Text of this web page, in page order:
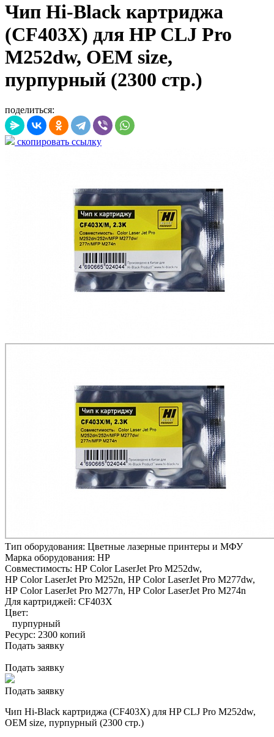
Чип Hi-Black картриджа
(CF403X) для HP CLJ Pro
M252dw, OEM size,
пурпурный (2300 стр.)
поделиться:
скопировать ссылку
Тип оборудования: Цветные лазерные принтеры и МФУ
Марка оборудования: HP
Совместимость: HP Color LaserJet Pro M252dw,
HP Color LaserJet Pro M252n, HP Color LaserJet Pro M277dw,
HP Color LaserJet Pro M277n, HP Color LaserJet Pro M274n
Для картриджей: CF403X
Цвет:
пурпурный
Ресурс: 2300 копий
Подать заявку
Подать заявку
Подать заявку
Чип Hi-Black картриджа (CF403X) для HP CLJ Pro M252dw,
OEM size, пурпурный (2300 стр.)